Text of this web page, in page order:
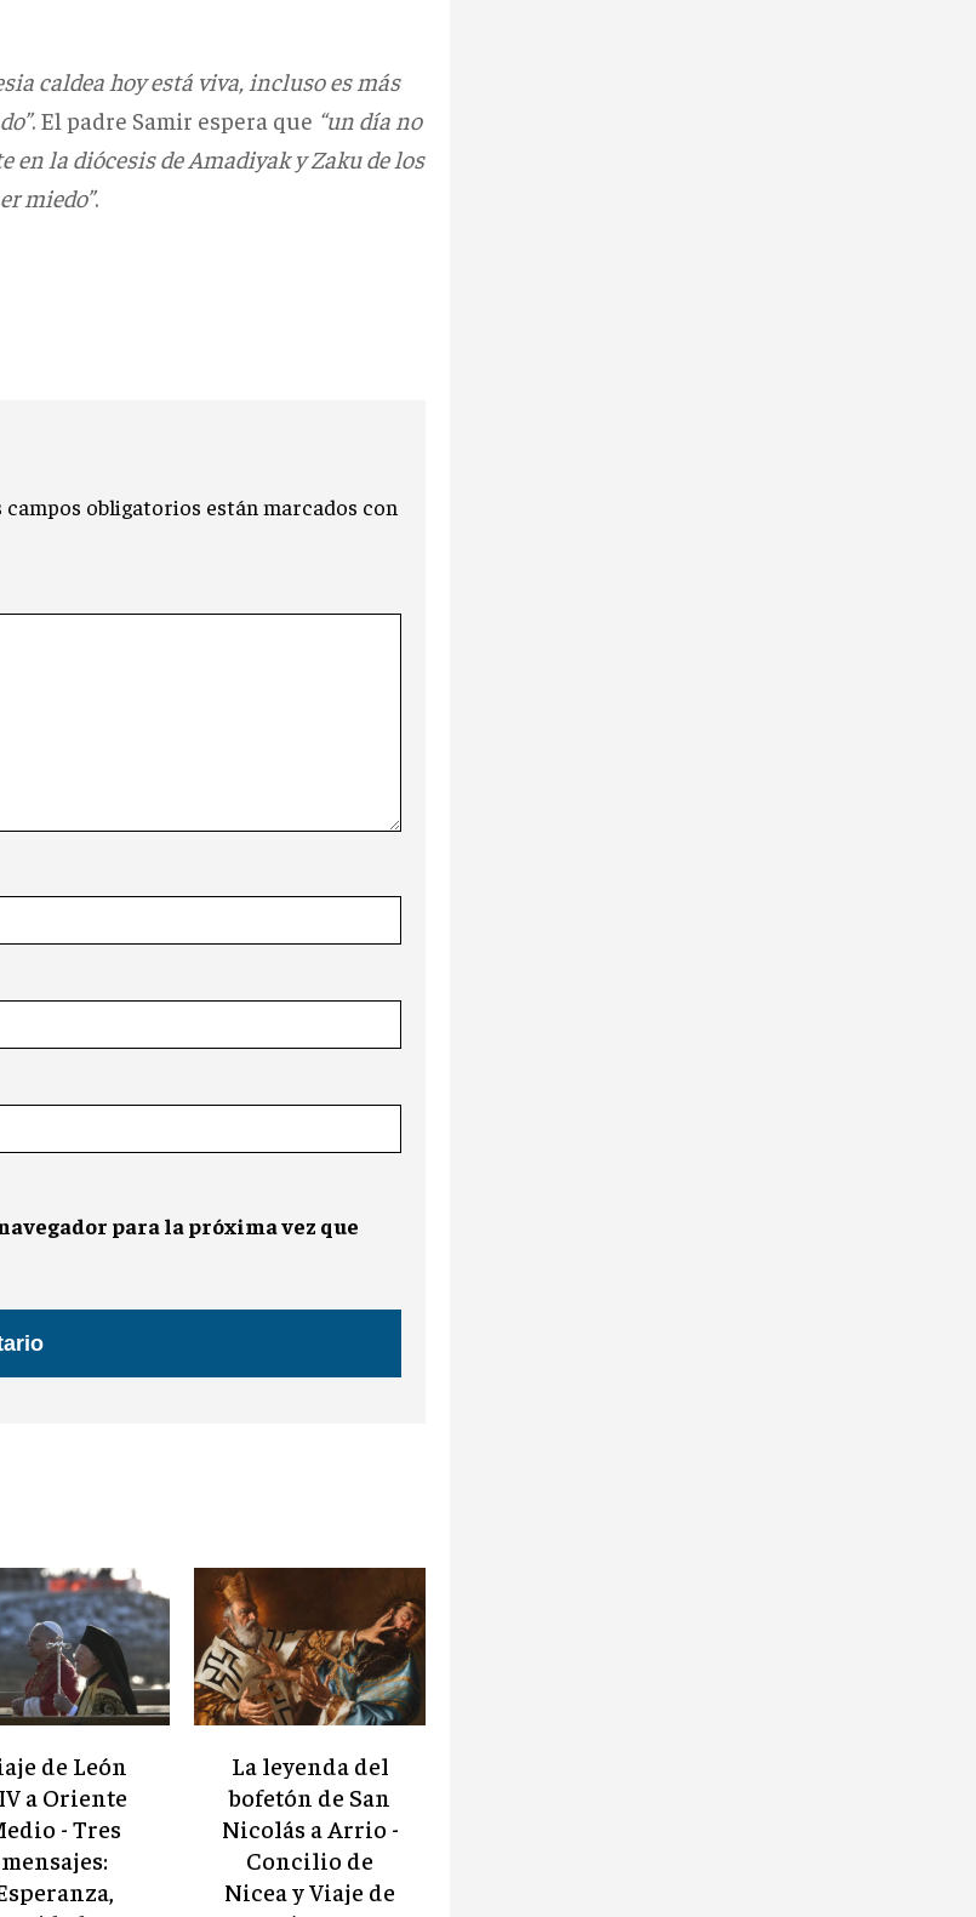
caldea hoy está viva, incluso es más
. El padre Samir espera que “un día no
la diócesis de Amadiyak y Zaku de los
miedo”.
campos obligatorios están marcados con
para la próxima vez que
de León
a Oriente
- Tres
mensajes:
La leyenda del
bofetón de San
Nicolás a Arrio -
Concilio de
Nicea y Viaje de